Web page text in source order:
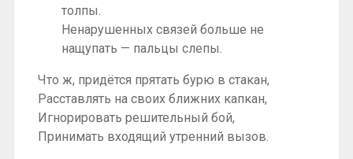
толпы.
Ненарушенных связей больше не
нащупать — пальцы слепы.
Что ж, придётся прятать бурю в стакан,
Расставлять на своих ближних капкан,
Игнорировать решительный бой,
Принимать входящий утренний вызов.